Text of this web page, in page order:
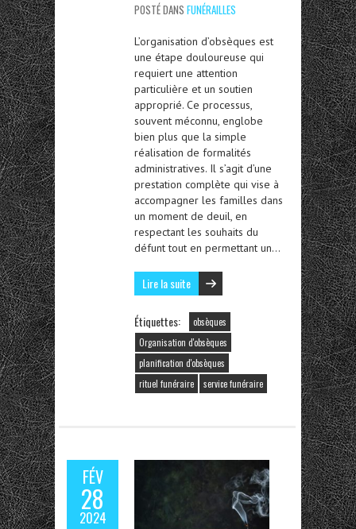
POSTÉ DANS FUNÉRAILLES
L’organisation d’obsèques est
une étape douloureuse qui
requiert une attention
particulière et un soutien
approprié. Ce processus,
souvent méconnu, englobe
bien plus que la simple
réalisation de formalités
administratives. Il s’agit d’une
prestation complète qui vise à
accompagner les familles dans
un moment de deuil, en
respectant les souhaits du
défunt tout en permettant un…
Lire la suite
Étiquettes:
obsèques
Organisation d'obsèques
planification d'obsèques
rituel funéraire
service funéraire
FÉV
28
2024